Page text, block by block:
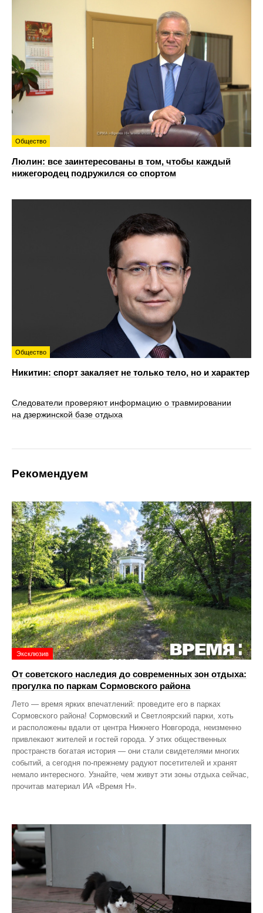
Общество
Люлин: все заинтересованы в том, чтобы каждый
нижегородец подружился со спортом
Общество
Никитин: спорт закаляет не только тело, но и характер
Следователи проверяют информацию о травмировании
на дзержинской базе отдыха
Рекомендуем
Эксклюзив
От советского наследия до современных зон отдыха:
прогулка по паркам Сормовского района
Лето — время ярких впечатлений: проведите его в парках
Сормовского района! Сормовский и Светлоярский парки, хоть
и расположены вдали от центра Нижнего Новгорода, неизменно
привлекают жителей и гостей города. У этих общественных
пространств богатая история — они стали свидетелями многих
событий, а сегодня по‑прежнему радуют посетителей и хранят
немало интересного. Узнайте, чем живут эти зоны отдыха сейчас,
прочитав материал ИА «Время Н».